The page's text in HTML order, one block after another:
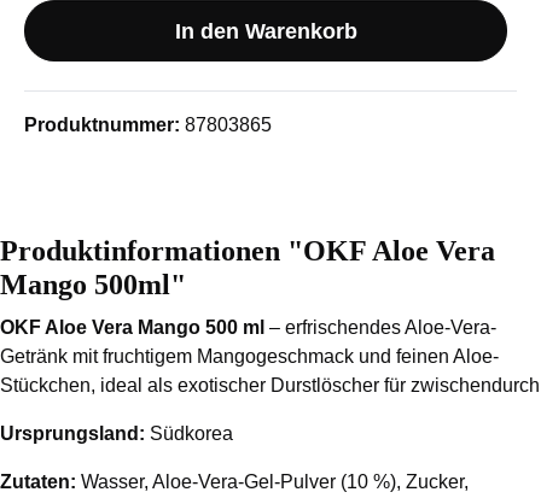
In den Warenkorb
Produktnummer: 87803865
Produktinformationen "OKF Aloe Vera
Mango 500ml"
OKF Aloe Vera Mango 500 ml – erfrischendes Aloe-Vera-
Getränk mit fruchtigem Mangogeschmack und feinen Aloe-
Stückchen, ideal als exotischer Durstlöscher für zwischendurch
Ursprungsland: Südkorea
Zutaten: Wasser, Aloe-Vera-Gel-Pulver (10 %), Zucker,